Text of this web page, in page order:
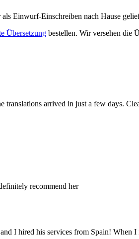
Einwurf-Einschreiben nach Hause
Übersetzung bestellen. Wir versehen die
arrived in just a few days.
recommend her
I hired his services from Spain! When